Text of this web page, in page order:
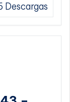
Descargas